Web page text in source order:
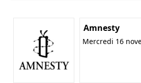
Amnesty
Mercredi 16